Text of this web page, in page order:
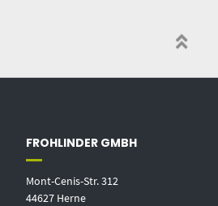
FROHLINDER GMBH
Mont-Cenis-Str. 312
44627 Herne